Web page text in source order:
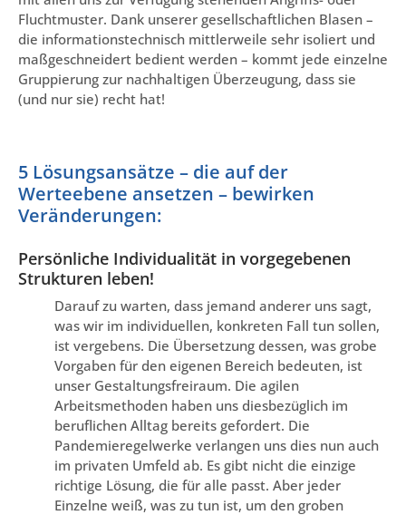
Fluchtmuster. Dank unserer gesellschaftlichen Blasen –
die informationstechnisch mittlerweile sehr isoliert und
maßgeschneidert bedient werden – kommt jede einzelne
Gruppierung zur nachhaltigen Überzeugung, dass sie
(und nur sie) recht hat!
5 Lösungsansätze – die auf der
Werteebene ansetzen – bewirken
Veränderungen:
Persönliche Individualität in vorgegebenen
Strukturen leben!
Darauf zu warten, dass jemand anderer uns sagt,
was wir im individuellen, konkreten Fall tun sollen,
ist vergebens. Die Übersetzung dessen, was grobe
Vorgaben für den eigenen Bereich bedeuten, ist
unser Gestaltungsfreiraum. Die agilen
Arbeitsmethoden haben uns diesbezüglich im
beruflichen Alltag bereits gefordert. Die
Pandemieregelwerke verlangen uns dies nun auch
im privaten Umfeld ab. Es gibt nicht die einzige
richtige Lösung, die für alle passt. Aber jeder
Einzelne weiß, was zu tun ist, um den groben